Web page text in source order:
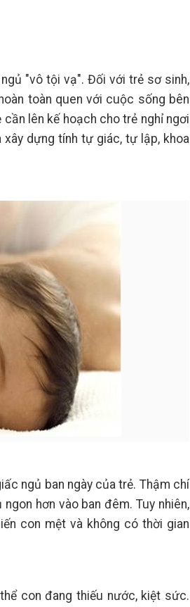
"vô tội vạ". Đối với trẻ sơ sinh,
toàn quen với cuộc sống bên
lên kế hoạch cho trẻ nghỉ ngơi
dựng tính tự giác, tự lập, khoa
ngủ ban ngày của trẻ. Thậm chí
hơn vào ban đêm. Tuy nhiên,
con mệt và không có thời gian
con đang thiếu nước, kiệt sức.